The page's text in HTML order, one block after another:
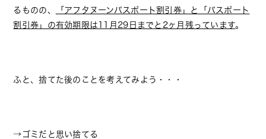
るものの、
「アフタヌーンパスポート割引券」と「パスポート
割引券」の有効期限は11月29日までと2ヶ月残っています。
ふと、捨てた後のことを考えてみよう・・・
→ゴミだと思い捨てる